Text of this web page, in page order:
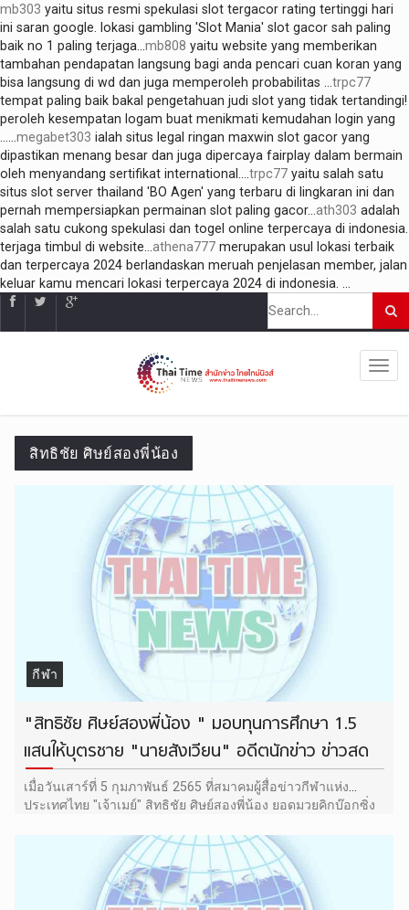
mb303 yaitu situs resmi spekulasi slot tergacor rating tertinggi hari
ini saran google. lokasi gambling 'Slot Mania' slot gacor sah paling
baik no 1 paling terjaga... mb808 yaitu website yang memberikan
tambahan pendapatan langsung bagi anda pencari cuan koran yang
bisa langsung di wd dan juga memperoleh probabilitas ... trpc77
tempat paling baik bakal pengetahuan judi slot yang tidak tertandingi!
peroleh kesempatan logam buat menikmati kemudahan login yang
megabet303 ialah situs legal ringan maxwin slot gacor yang
dipastikan menang besar dan juga dipercaya fairplay dalam bermain
oleh menyandang sertifikat international.... trpc77 yaitu salah satu
situs slot server thailand 'BO Agen' yang terbaru di lingkaran ini dan
pernah mempersiapkan permainan slot paling gacor... ath303 adalah
salah satu cukong spekulasi dan togel online terpercaya di indonesia.
terjaga timbul di website... athena777 merupakan usul lokasi terbaik
dan terpercaya 2024 berlandaskan meruah penjelasan member, jalan
keluar kamu mencari lokasi terpercaya 2024 di indonesia. ...
สิทธิชัย ศิษย์สองพี่น้อง
กีฬา
"สิทธิชัย ศิษย์สองพี่น้อง " มอบทุนการศึกษา 1.5
แสนให้บุตรชาย "นายสังเวียน" อดีตนักข่าว ข่าวสด
เมื่อวันเสาร์ที่ 5 กุมภาพันธ์ 2565 ที่สมาคมผู้สื่อข่าวกีฬาแห่ง
ประเทศไทย "เจ้าเมย์" สิทธิชัย ศิษย์สองพี่น้อง ยอดมวยคิกบ๊อกซิ่ง
ค่ายมวยศิษย์สองพี่น้อง